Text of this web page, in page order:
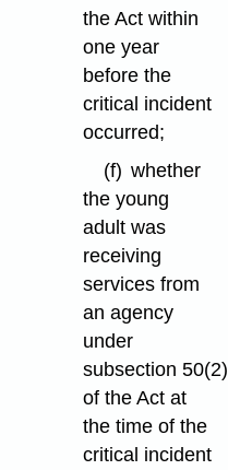
the Act within
one year
before the
critical incident
occurred;
(f) whether
the young
adult was
receiving
services from
an agency
under
subsection 50(2)
of the Act at
the time of the
critical incident